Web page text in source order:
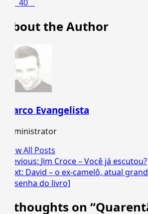
About the Author
Marco Evangelista
Administrator
View All Posts
Post
navigation
Previous: Jim Croce – Você já escutou?
Next: David – o ex-camelô, atual
[resenha do livro]
2 thoughts on “